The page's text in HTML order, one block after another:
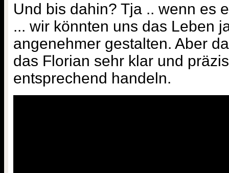
Und bis dahin? Tja .. wenn es
... wir könnten uns das Leben
angenehmer gestalten. Aber
das Florian sehr klar und
entsprechend handeln.